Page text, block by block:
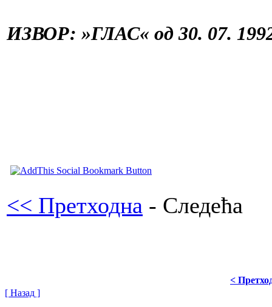
ИЗВОР: »ГЛАС« од 30. 07.
<< Претходна - Следећа
<
[ Назад ]